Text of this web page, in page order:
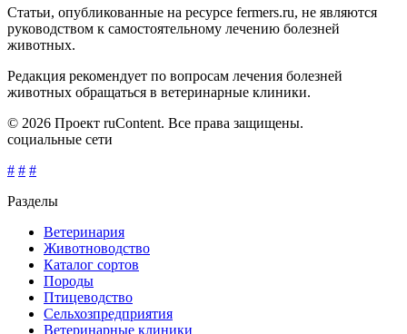
Статьи, опубликованные на ресурсе fermers.ru, не являются
руководством к самостоятельному лечению болезней
животных.
Редакция рекомендует по вопросам лечения болезней
животных обращаться в ветеринарные клиники.
© 2026 Проект ruContent. Все права защищены.
социальные сети
# # #
Разделы
Ветеринария
Животноводство
Каталог сортов
Породы
Птицеводство
Сельхозпредприятия
Ветеринарные клиники